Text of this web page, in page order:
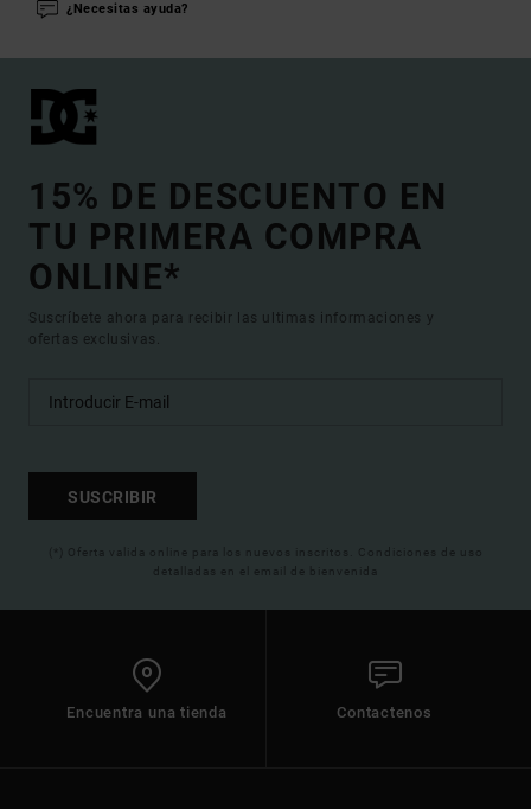
¿Necesitas ayuda?
15% DE DESCUENTO EN
TU PRIMERA COMPRA
ONLINE*
Suscríbete ahora para recibir las ultimas informaciones y
ofertas exclusivas.
SUSCRIBIR
(*) Oferta valida online para los nuevos inscritos. Condiciones de uso
detalladas en el email de bienvenida
Encuentra una tienda Contactenos